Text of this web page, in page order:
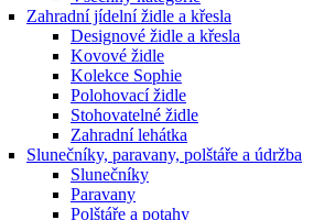
Zahradní jídelní židle a křesla
Designové židle a křesla
Kovové židle
Kolekce Sophie
Polohovací židle
Stohovatelné židle
Zahradní lehátka
Slunečníky, paravany, polštáře a údržba
Slunečníky
Paravany
Polštáře a potahy